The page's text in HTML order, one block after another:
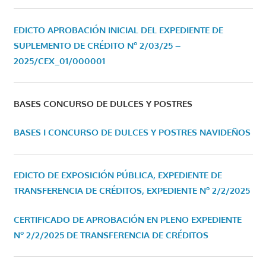
EDICTO APROBACIÓN INICIAL DEL EXPEDIENTE DE
SUPLEMENTO DE CRÉDITO Nº 2/03/25 –
2025/CEX_01/000001
BASES CONCURSO DE DULCES Y POSTRES
BASES I CONCURSO DE DULCES Y POSTRES NAVIDEÑOS
EDICTO DE EXPOSICIÓN PÚBLICA, EXPEDIENTE DE
TRANSFERENCIA DE CRÉDITOS, EXPEDIENTE Nº 2/2/2025
CERTIFICADO DE APROBACIÓN EN PLENO EXPEDIENTE
Nº 2/2/2025 DE TRANSFERENCIA DE CRÉDITOS